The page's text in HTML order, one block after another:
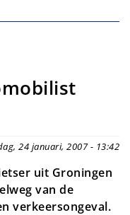
24 januari, 2007 - 13:42
uit Groningen
van de
verkeersongeval.